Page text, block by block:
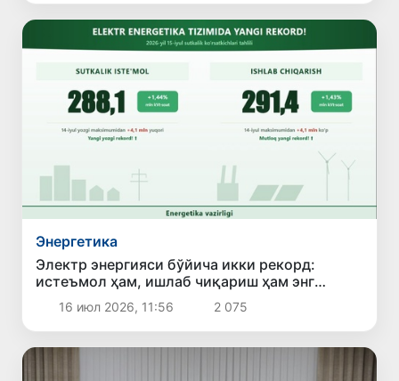
Энергетика
Электр энергияси бўйича икки рекорд:
истеъмол ҳам, ишлаб чиқариш ҳам энг
юқори кўрсаткичга чиқди
16 июл 2026, 11:56 2 075